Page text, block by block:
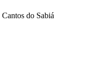
do Sabiá